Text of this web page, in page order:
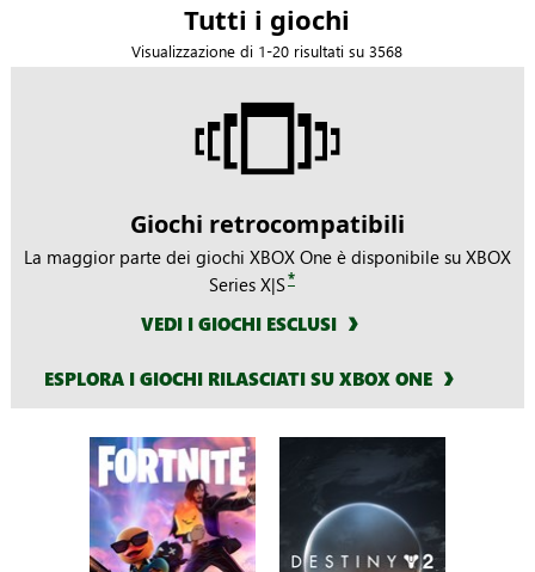
Tutti i giochi
Visualizzazione di 1-20 risultati su 3568
Giochi retrocompatibili
La maggior parte dei giochi XBOX One è disponibile su XBOX
Series X|S*
VEDI I GIOCHI ESCLUSI
ESPLORA I GIOCHI RILASCIATI SU XBOX ONE